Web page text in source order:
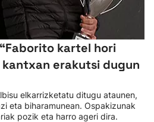
kartel hori
erakutsi dugun
elkarrizketatu ditugu ataunen,
eta biharamunean. Ospakizunak
pozik eta harro ageri dira.